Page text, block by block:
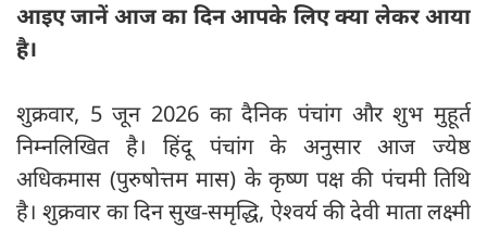
आइए जानें आज का दिन आपके लिए क्या लेकर आया
है।
शुक्रवार, 5 जून 2026 का दैनिक पंचांग और शुभ मुहूर्त
निम्नलिखित है। हिंदू पंचांग के अनुसार आज ज्येष्ठ
अधिकमास (पुरुषोत्तम मास) के कृष्ण पक्ष की पंचमी तिथि
है। शुक्रवार का दिन सुख-समृद्धि, ऐश्वर्य की देवी माता लक्ष्मी